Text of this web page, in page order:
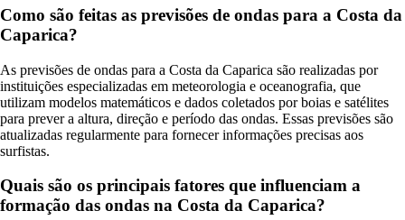
Como são feitas as previsões de ondas para a Costa da
Caparica?
As previsões de ondas para a Costa da Caparica são realizadas por
instituições especializadas em meteorologia e oceanografia, que
utilizam modelos matemáticos e dados coletados por boias e satélites
para prever a altura, direção e período das ondas. Essas previsões são
atualizadas regularmente para fornecer informações precisas aos
surfistas.
Quais são os principais fatores que influenciam a
formação das ondas na Costa da Caparica?